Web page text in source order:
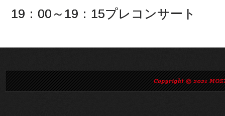
19：00～19：15プレコンサート